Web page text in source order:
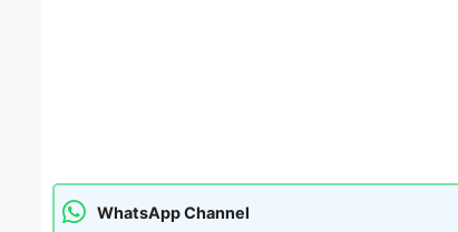
WhatsApp Channel